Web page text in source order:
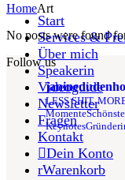
Start
Services &
Über mich
Speakerin
Videoguide
Newsletter
Fragen
Kontakt
Dein Konto
Warenkorb
HomeArt
No posts were found
Follow us
LESS SHIT,
Momente
Keynotes